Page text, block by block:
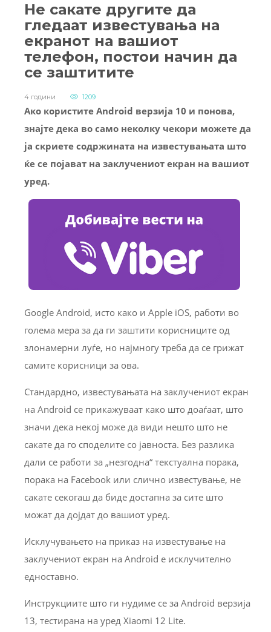
Не сакате другите да
гледаат известувања на
екранот на вашиот
телефон, постои начин да
се заштитите
4 години 1209
Ако користите Android верзија 10 и понова,
знајте дека во само неколку чекори можете да
ја скриете содржината на известувањата што
ќе се појават на заклучениот екран на вашиот
уред.
Google Android, исто како и Apple iOS, работи во
голема мера за да ги заштити корисниците од
злонамерни луѓе, но најмногу треба да се грижат
самите корисници за ова.
Стандардно, известувањата на заклучениот екран
на Android се прикажуваат како што доаѓаат, што
значи дека некој може да види нешто што не
сакате да го споделите со јавноста. Без разлика
дали се работи за „незгодна“ текстуална порака,
порака на Facebook или слично известување, не
сакате секогаш да биде достапна за сите што
можат да дојдат до вашиот уред.
Исклучувањето на приказ на известување на
заклучениот екран на Android е исклучително
едноставно.
Инструкциите што ги нудиме се за Android верзија
13, тестирана на уред Xiaomi 12 Lite.